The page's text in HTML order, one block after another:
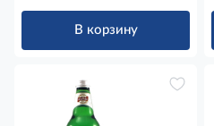
В корзину